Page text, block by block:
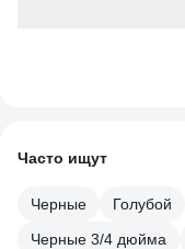
Часто ищут
Черные Голубой
Черные 3/4 дюйма